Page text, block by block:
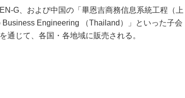
G、および中国の「畢恩吉商務信息系統工程（上
Engineering （Thailand）」といった子会
通じて、各国・各地域に販売される。